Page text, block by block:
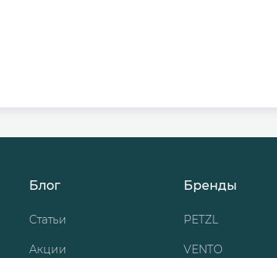
Блог
Статьи
Акции
Бренды
PETZL
VENTO